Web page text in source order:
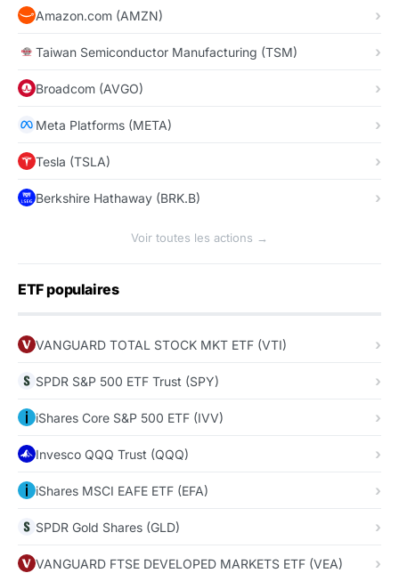
Amazon.com (AMZN)
Taiwan Semiconductor Manufacturing (TSM)
Broadcom (AVGO)
Meta Platforms (META)
Tesla (TSLA)
Berkshire Hathaway (BRK.B)
Voir toutes les actions →
ETF populaires
VANGUARD TOTAL STOCK MKT ETF (VTI)
SPDR S&P 500 ETF Trust (SPY)
iShares Core S&P 500 ETF (IVV)
Invesco QQQ Trust (QQQ)
iShares MSCI EAFE ETF (EFA)
SPDR Gold Shares (GLD)
VANGUARD FTSE DEVELOPED MARKETS ETF (VEA)